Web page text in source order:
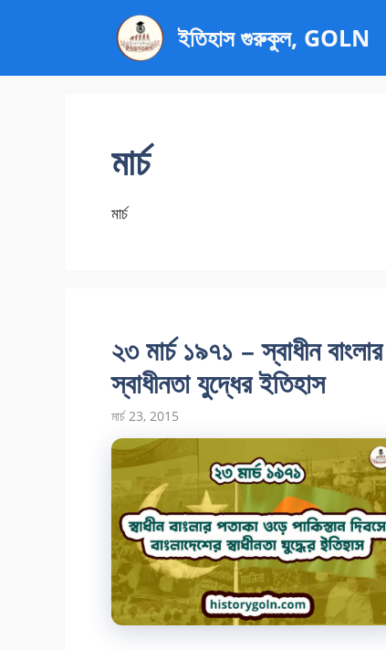
ইতিহাস গুরুকুল, GOLN
মার্চ
মার্চ
২৩ মার্চ ১৯৭১ – স্বাধীন
স্বাধীনতা যুদ্ধের ইতিহাস
মার্চ 23, 2015